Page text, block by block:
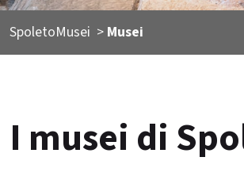
SpoletoMusei > Musei
I musei di